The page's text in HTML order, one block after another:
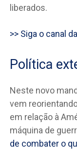
liberados.
>> Siga o canal
Política
Neste novo
vem
em relação à
máquina de
de combater o